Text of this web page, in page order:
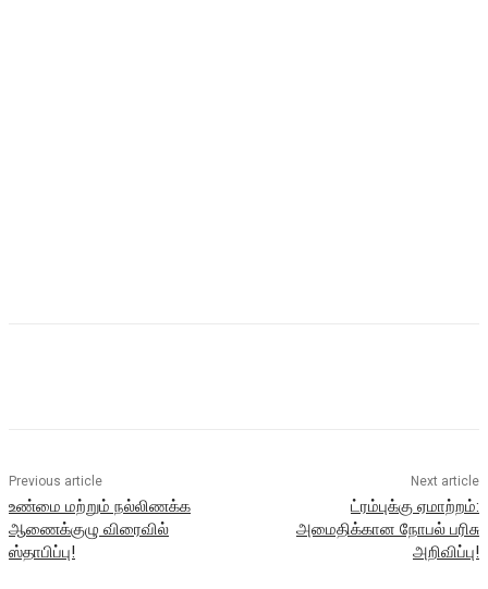
Previous article
உண்மை மற்றும் நல்லிணக்க
ஆணைக்குழு விரைவில்
ஸ்தாபிப்பு!
Next article
ட்ரம்புக்கு ஏமாற்றம்:
அமைதிக்கான நோபல் பரிசு
அறிவிப்பு!